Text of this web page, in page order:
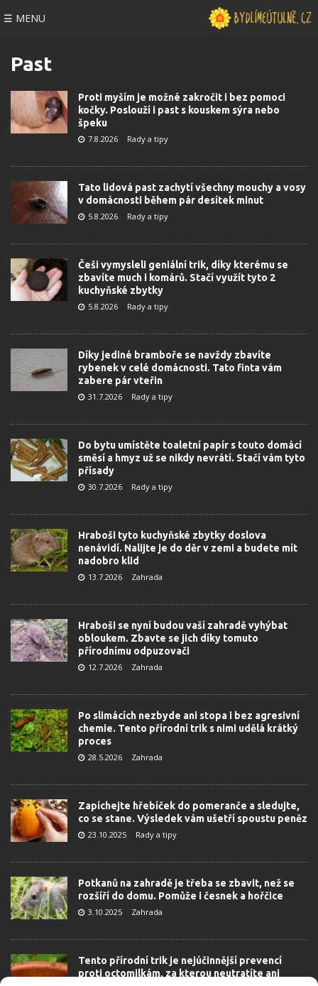
☰ MENU
Past
Proti myším je možné zakročit i bez pomoci
kočky. Poslouží i past s kouskem sýra nebo
špeku
7.8.2026 Rady a tipy
Tato lidová past zachytí všechny mouchy a vosy
v domácnosti během pár desítek minut
5.8.2026 Rady a tipy
Češi vymysleli geniální trik, díky kterému se
zbavíte much i komárů. Stačí využít tyto 2
kuchyňské zbytky
5.8.2026 Rady a tipy
Díky jediné bramboře se navždy zbavíte
rybenek v celé domácnosti. Tato finta vám
zabere pár vteřin
31.7.2026 Rady a tipy
Do bytu umístěte toaletní papír s touto domácí
směsí a hmyz už se nikdy nevrátí. Stačí vám tyto
přísady
30.7.2026 Rady a tipy
Hraboši tyto kuchyňské zbytky doslova
nenávidí. Nalijte je do děr v zemi a budete mít
nadobro klid
13.7.2026 Zahrada
Hraboši se nyní budou vaší zahradě vyhýbat
obloukem. Zbavte se jich díky tomuto
přírodnímu odpuzovači
12.7.2026 Zahrada
Po slimácích nezbyde ani stopa i bez agresivní
chemie. Tento přírodní trik s nimi udělá krátký
proces
28.5.2026 Zahrada
Zapíchejte hřebíček do pomeranče a sledujte,
co se stane. Výsledek vám ušetří spoustu peněz
23.10.2025 Rady a tipy
Potkanů na zahradě je třeba se zbavit, než se
rozšíří do domu. Pomůže i česnek a hořčice
3.10.2025 Zahrada
Tento přírodní trik je nejúčinnější prevencí
proti octomilkám, za kterou neutratíte ani